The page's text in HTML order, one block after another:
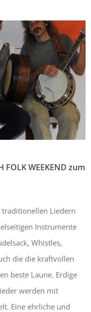
FOLK WEEKEND zum
Liedern
Instrumente
Whistles,
die die kraftvollen
beste Laune. Erdige
werden mit
Eine ehrliche und